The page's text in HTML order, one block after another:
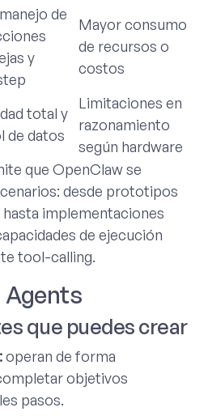
de
y
Mayor consumo
de recursos o
costos
total y
de datos
Limitaciones en
razonamiento
según hardware
que OpenClaw se
desde prototipos
implementaciones
de ejecución
tool-calling.
Agents
que puedes crear
operan de forma
objetivos
pasos.